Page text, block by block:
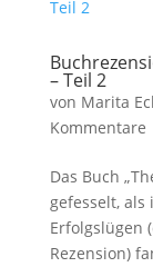
– Teil 2
von Marita
Kommentare
Das Buch
gefesselt, als
Erfolgslügen
Rezension)